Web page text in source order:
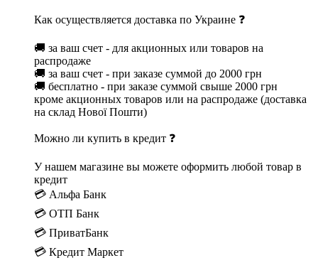
Как осуществляется доставка по Украине ❓
🚚 за ваш счет - для акционных или товаров на
распродаже
🚚 за ваш счет - при заказе суммой до 2000 грн
🚚 бесплатно - при заказе суммой свыше 2000 грн
кроме акционных товаров или на распродаже (доставка
на склад Нової Пошти)
Можно ли купить в кредит ❓
У нашем магазине вы можете оформить любой товар в
кредит
💳 Альфа Банк
💳 ОТП Банк
💳 ПриватБанк
💳 Кредит Маркет